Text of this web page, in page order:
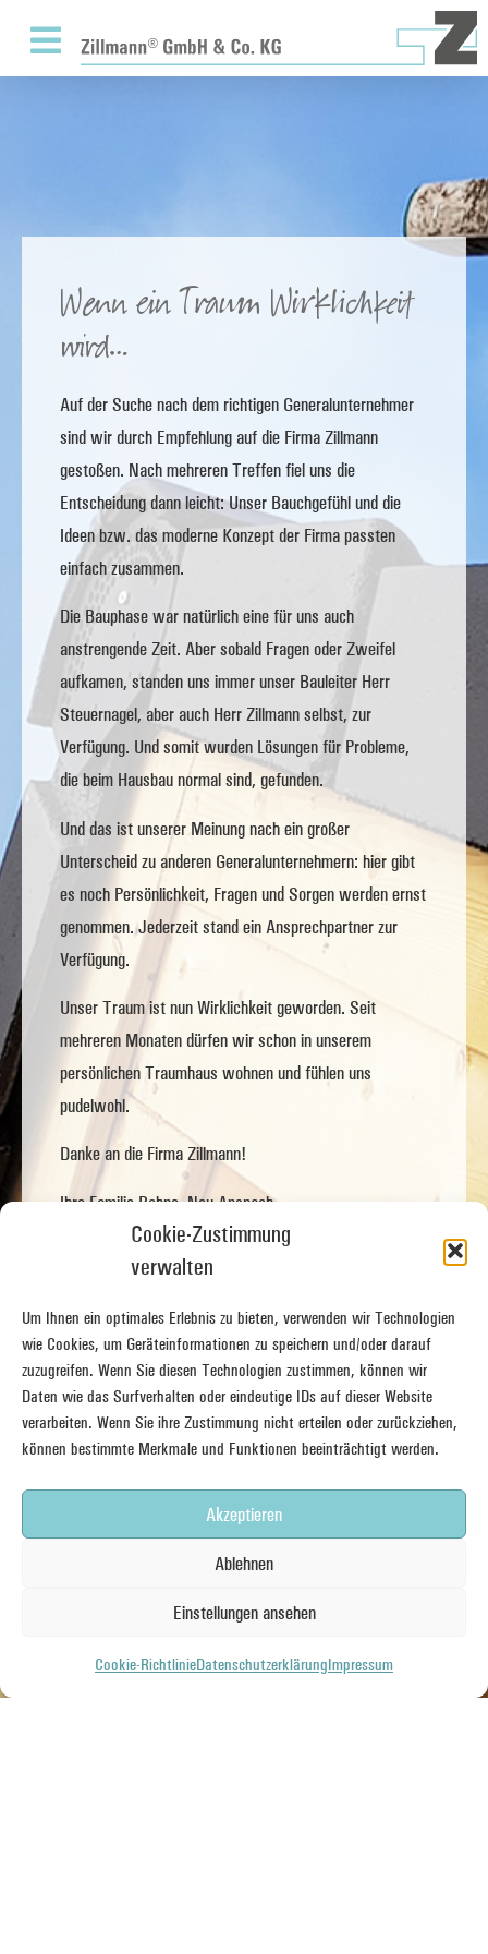
Cookie-Zustimmung
verwalten
Um Ihnen ein optimales Erlebnis zu bieten, verwenden wir Technologien
wie Cookies, um Geräteinformationen zu speichern und/oder darauf
zuzugreifen. Wenn Sie diesen Technologien zustimmen, können wir
Daten wie das Surfverhalten oder eindeutige IDs auf dieser Website
verarbeiten. Wenn Sie ihre Zustimmung nicht erteilen oder zurückziehen,
können bestimmte Merkmale und Funktionen beeinträchtigt werden.
Akzeptieren
Ablehnen
Einstellungen ansehen
Cookie-RichtlinieDatenschutzerklärungImpressum
Wenn ein Traum Wirklichkeit
wird…
Auf der Suche nach dem richtigen Generalunternehmer
sind wir durch Empfehlung auf die Firma Zillmann
gestoßen. Nach mehreren Treffen fiel uns die
Entscheidung dann leicht: Unser Bauchgefühl und die
Ideen bzw. das moderne Konzept der Firma passten
einfach zusammen.
Die Bauphase war natürlich eine für uns auch
anstrengende Zeit. Aber sobald Fragen oder Zweifel
aufkamen, standen uns immer unser Bauleiter Herr
Steuernagel, aber auch Herr Zillmann selbst, zur
Verfügung. Und somit wurden Lösungen für Probleme,
die beim Hausbau normal sind, gefunden.
Und das ist unserer Meinung nach ein großer
Unterscheid zu anderen Generalunternehmern: hier gibt
es noch Persönlichkeit, Fragen und Sorgen werden ernst
genommen. Jederzeit stand ein Ansprechpartner zur
Verfügung.
Unser Traum ist nun Wirklichkeit geworden. Seit
mehreren Monaten dürfen wir schon in unserem
persönlichen Traumhaus wohnen und fühlen uns
pudelwohl.
Danke an die Firma Zillmann!
Ihre Familie Bohne, Neu-Anspach
Vorige Bauherren-Erfahrung